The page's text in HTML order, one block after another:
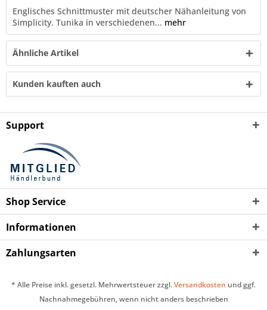
Englisches Schnittmuster mit deutscher Nähanleitung von
Simplicity. Tunika in verschiedenen... mehr
Ähnliche Artikel
Kunden kauften auch
Support
Shop Service
Informationen
Zahlungsarten
* Alle Preise inkl. gesetzl. Mehrwertsteuer zzgl.Versandkosten und ggf.
Nachnahmegebühren, wenn nicht anders beschrieben